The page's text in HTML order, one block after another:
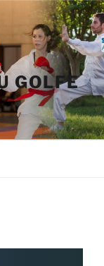
GOLFE